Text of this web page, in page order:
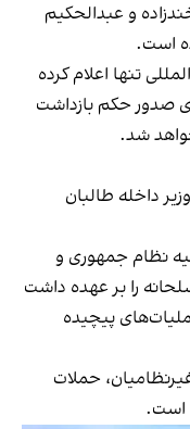
و عبدالحکیم
است.
تنها اعلام کرده
صدور حکم بازداشت
شد.
داخله طالبان
نظام جمهوری و
را بر عهده داشت
پیچیده
حملات
است.